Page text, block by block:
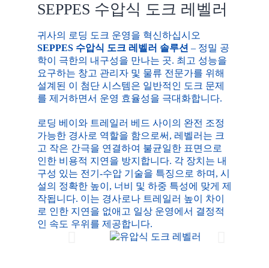
SEPPES 수압식 도크 레벨러
귀사의 로딩 도크 운영을 혁신하십시오
SEPPES 수압식 도크 레벨러 솔루션 – 정밀 공
학이 극한의 내구성을 만나는 곳. 최고 성능을
요구하는 창고 관리자 및 물류 전문가를 위해
설계된 이 첨단 시스템은 일반적인 도크 문제
를 제거하면서 운영 효율성을 극대화합니다.
로딩 베이와 트레일러 베드 사이의 완전 조정
가능한 경사로 역할을 함으로써, 레벨러는 크
고 작은 간극을 연결하여 불균일한 표면으로
인한 비용적 지연을 방지합니다. 각 장치는 내
구성 있는 전기-수압 기술을 특징으로 하며, 시
설의 정확한 높이, 너비 및 하중 특성에 맞게 제
작됩니다. 이는 경사로나 트레일러 높이 차이
로 인한 지연을 없애고 일상 운영에서 결정적
인 속도 우위를 제공합니다.